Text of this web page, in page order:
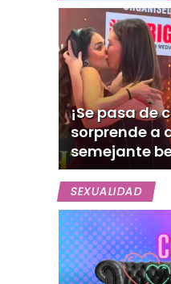
¡Se pasa de
sorprende a
semejante
SEXUALIDAD